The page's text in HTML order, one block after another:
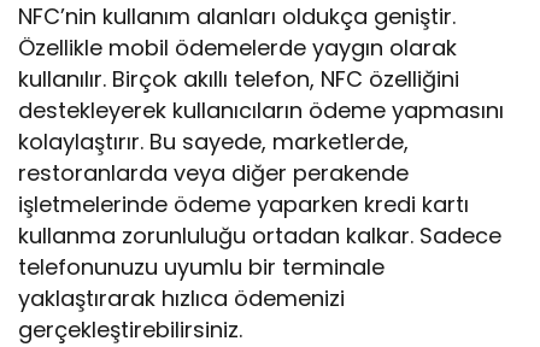
NFC’nin kullanım alanları oldukça geniştir.
Özellikle mobil ödemelerde yaygın olarak
kullanılır. Birçok akıllı telefon, NFC özelliğini
destekleyerek kullanıcıların ödeme yapmasını
kolaylaştırır. Bu sayede, marketlerde,
restoranlarda veya diğer perakende
işletmelerinde ödeme yaparken kredi kartı
kullanma zorunluluğu ortadan kalkar. Sadece
telefonunuzu uyumlu bir terminale
yaklaştırarak hızlıca ödemenizi
gerçekleştirebilirsiniz.